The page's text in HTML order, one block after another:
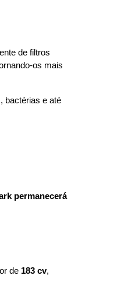
de filtros
os mais
bactérias e até
permanecerá
de 183 cv,